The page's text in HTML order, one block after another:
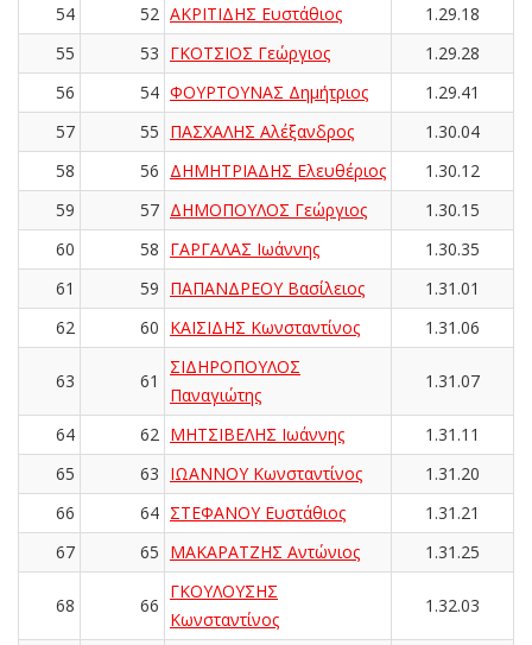
54 52 ΑΚΡΙΤΙΔΗΣ Ευστάθιος
1.29.18
55
53 ΓΚΟΤΣΙΟΣ Γεώργιος
1.29.28
56
54 ΦΟΥΡΤΟΥΝΑΣ Δημήτριος
1.29.41
57
55 ΠΑΣΧΑΛΗΣ Αλέξανδρος
1.30.04
58
56 ΔΗΜΗΤΡΙΑΔΗΣ Ελευθέριος
1.30.12
59
57 ΔΗΜΟΠΟΥΛΟΣ Γεώργιος
1.30.15
60
58 ΓΑΡΓΑΛΑΣ Ιωάννης
1.30.35
61
59 ΠΑΠΑΝΔΡΕΟΥ Βασίλειος
1.31.01
62
60 ΚΑΙΣΙΔΗΣ Κωνσταντίνος 1.31.06
63 61
ΣΙΔΗΡΟΠΟΥΛΟΣ
Παναγιώτης
1.31.07
64 62 ΜΗΤΣΙΒΕΛΗΣ Ιωάννης
1.31.11
65
63 ΙΩΑΝΝΟΥ Κωνσταντίνος
1.31.20
66
64 ΣΤΕΦΑΝΟΥ Ευστάθιος
1.31.21
67
65 ΜΑΚΑΡΑΤΖΗΣ Αντώνιος 1.31.25
68 66
ΓΚΟΥΛΟΥΣΗΣ
Κωνσταντίνος
1.32.03